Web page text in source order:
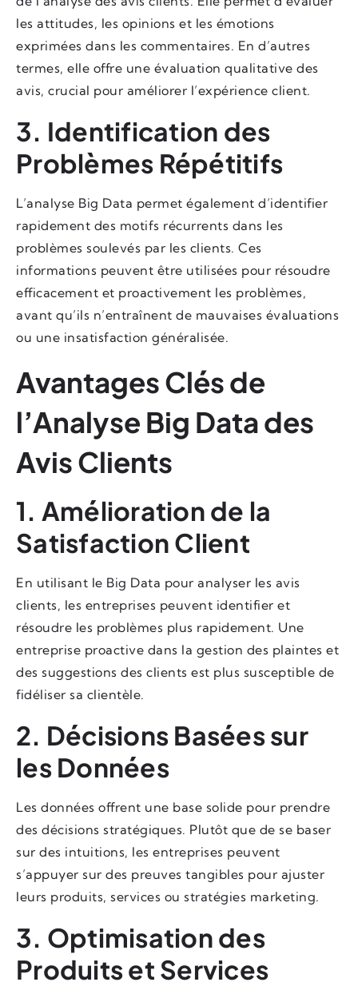
les attitudes, les opinions et les émotions
exprimées dans les commentaires. En d’autres
termes, elle offre une évaluation qualitative des
avis, crucial pour améliorer l’expérience client.
3. Identification des
Problèmes Répétitifs
L’analyse Big Data permet également d’identifier
rapidement des motifs récurrents dans les
problèmes soulevés par les clients. Ces
informations peuvent être utilisées pour résoudre
efficacement et proactivement les problèmes,
avant qu’ils n’entraînent de mauvaises évaluations
ou une insatisfaction généralisée.
Avantages Clés de
l’Analyse Big Data des
Avis Clients
1. Amélioration de la
Satisfaction Client
En utilisant le Big Data pour analyser les avis
clients, les entreprises peuvent identifier et
résoudre les problèmes plus rapidement. Une
entreprise proactive dans la gestion des plaintes et
des suggestions des clients est plus susceptible de
fidéliser sa clientèle.
2. Décisions Basées sur
les Données
Les données offrent une base solide pour prendre
des décisions stratégiques. Plutôt que de se baser
sur des intuitions, les entreprises peuvent
s’appuyer sur des preuves tangibles pour ajuster
leurs produits, services ou stratégies marketing.
3. Optimisation des
Produits et Services